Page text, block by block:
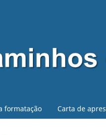
formatação Carta de